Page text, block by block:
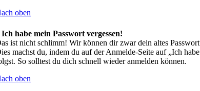
oben
Ich habe mein Passwort vergessen!
ist nicht schlimm! Wir können dir zwar dein altes
machst du, indem du auf der Anmelde-Seite auf „Ich
So solltest du dich schnell wieder anmelden können.
oben